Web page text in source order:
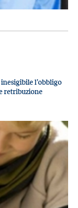
l’obbligo
retribuzione